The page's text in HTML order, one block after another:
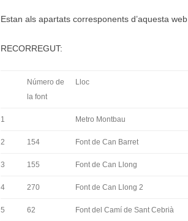
Estan als apartats corresponents d’aquesta web.
RECORREGUT:
Número de
la font
Lloc
1 Metro Montbau
2 154 Font de Can Barret
3 155 Font de Can Llong
4 270 Font de Can Llong 2
5 62 Font del Camí de Sant Cebrià